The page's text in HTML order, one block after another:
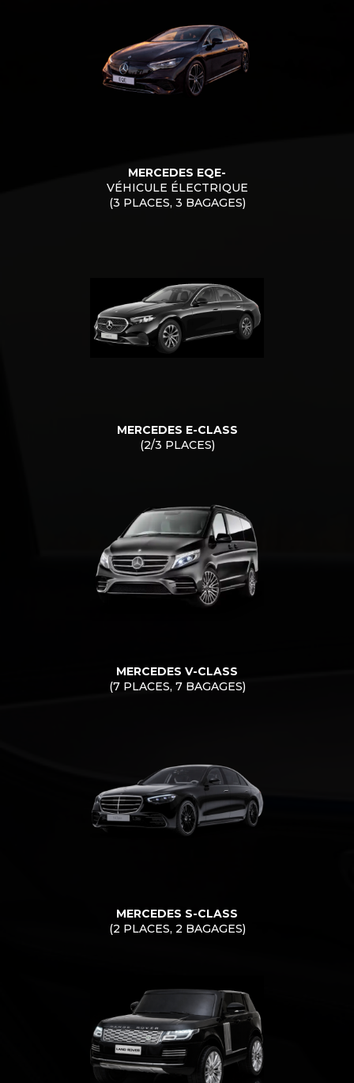
MERCEDES EQE-
VÉHICULE ÉLECTRIQUE
(3 PLACES, 3 BAGAGES)
MERCEDES E-CLASS
(2/3 PLACES)
MERCEDES V-CLASS
(7 PLACES, 7 BAGAGES)
MERCEDES S-CLASS
(2 PLACES, 2 BAGAGES)